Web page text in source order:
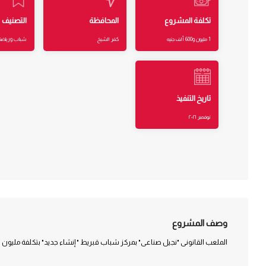
تكلفة المشروع
1 مليون و600 ألف جنيه
المحافظة
كفر الشيخ
التصنيف
شباب
تاريخ التنفيذ
نوفمبر ٢٠٢١
وصف المشروع
الملعب القانونى "نجيل صناعى" بمركز شباب قبريط " إنشاء جديد" بتكلفة مليون و600 ألف